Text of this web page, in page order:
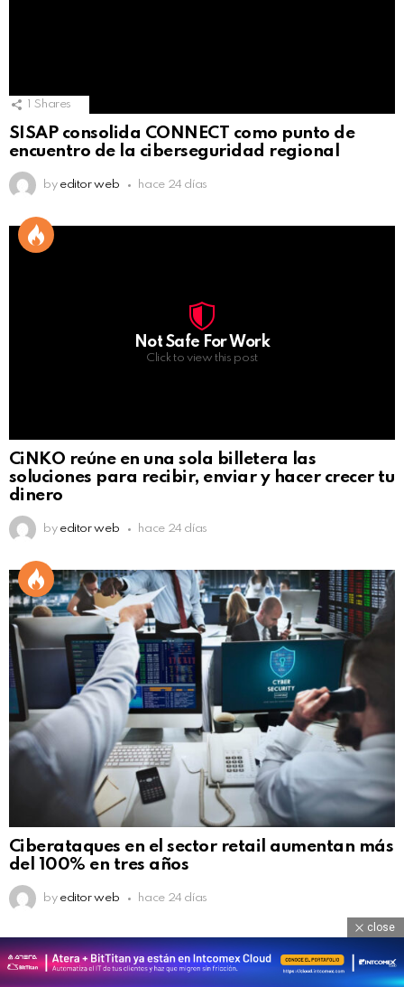
Shares
SISAP consolida CONNECT como punto de
encuentro de la ciberseguridad regional
by editor web hace 24 días
Not Safe For Work
Click to view this post
CiNKO reúne en una sola billetera las
soluciones para recibir, enviar y hacer crecer tu
dinero
by editor web hace 24 días
Ciberataques en el sector retail aumentan más
del 100% en tres años
by editor web hace 24 días
close